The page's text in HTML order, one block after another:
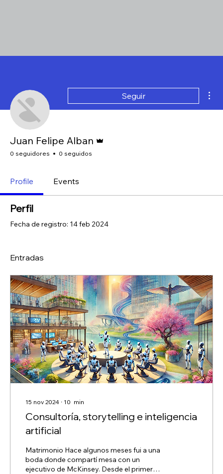
Seguir
Juan Felipe Alban
0 seguidores 0 seguidos
Profile Events
Perfil
Fecha de registro: 14 feb 2024
Entradas
15 nov 2024 ∙ 10 min
Consultoría, storytelling e inteligencia
artificial
Matrimonio Hace algunos meses fui a una
boda donde compartí mesa con un
ejecutivo de McKinsey. Desde el primer